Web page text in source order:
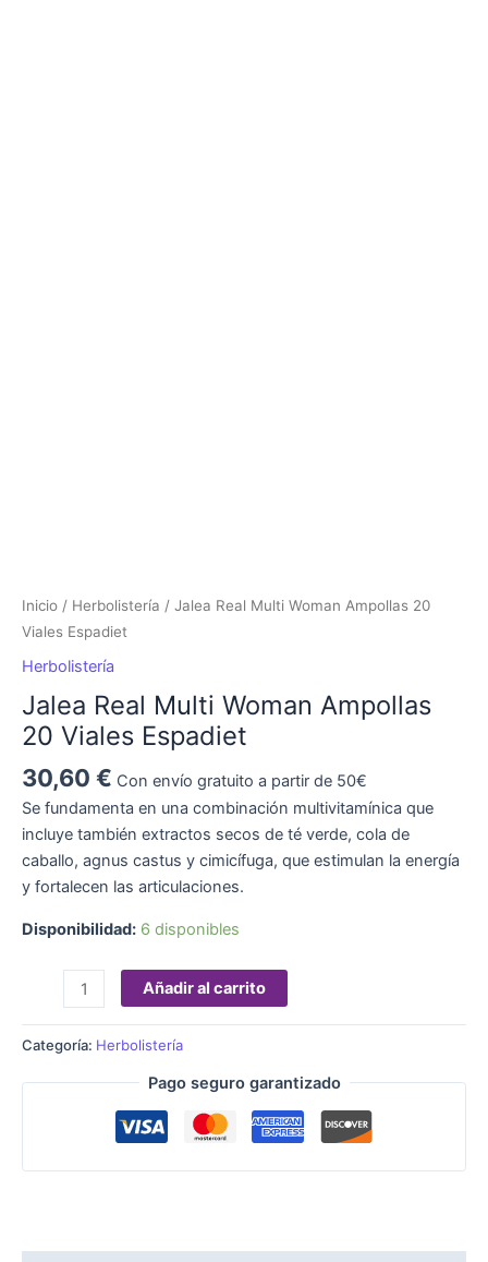
Inicio / Herbolistería / Jalea Real Multi Woman Ampollas 20
Viales Espadiet
Herbolistería
Jalea Real Multi Woman Ampollas
20 Viales Espadiet
30,60 € Con envío gratuito a partir de 50€
Se fundamenta en una combinación multivitamínica que
incluye también extractos secos de té verde, cola de
caballo, agnus castus y cimicífuga, que estimulan la energía
y fortalecen las articulaciones.
Disponibilidad: 6 disponibles
Añadir al carrito
Categoría: Herbolistería
Pago seguro garantizado